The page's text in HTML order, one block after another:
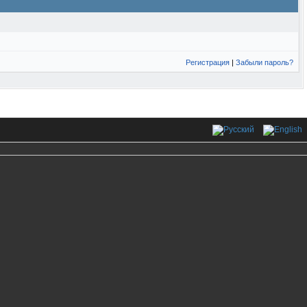
Регистрация | Забыли пароль?